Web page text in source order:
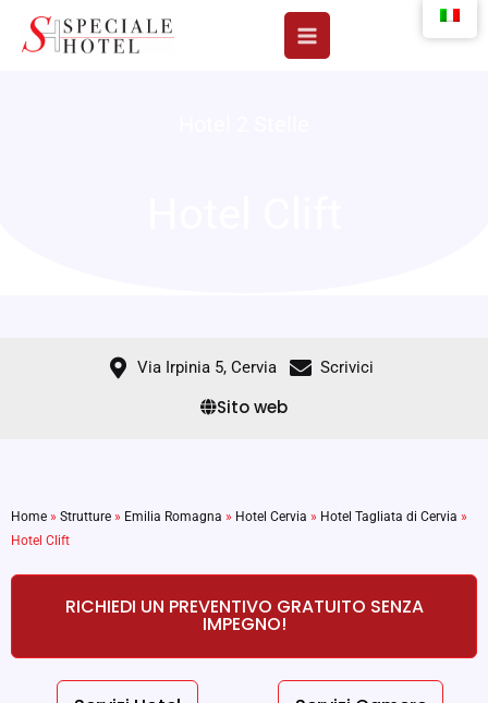
Via Irpinia 5, Cervia Scrivici
Sito web
Home » Strutture » Emilia Romagna » Hotel Cervia » Hotel Tagliata di Cervia »
Hotel Clift
RICHIEDI UN PREVENTIVO GRATUITO SENZA
IMPEGNO!